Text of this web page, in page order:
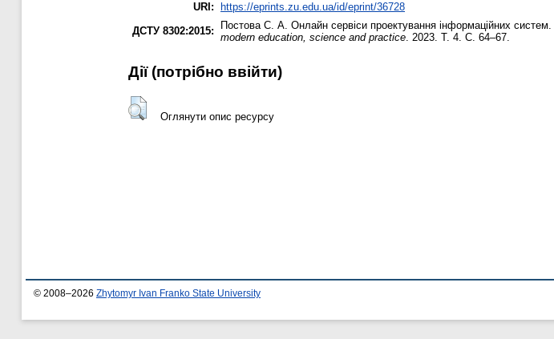
URI:
https://eprints.zu.edu.ua/id/eprint/36728
ДСТУ 8302:2015:
Постова С. А. Онлайн сервіси проектування інформаційних систем.
modern education, science and practice. 2023. Т. 4. С. 64–67.
Дії ​​(потрібно ввійти)
Оглянути опис ресурсу
© 2008–2026 Zhytomyr Ivan Franko State University